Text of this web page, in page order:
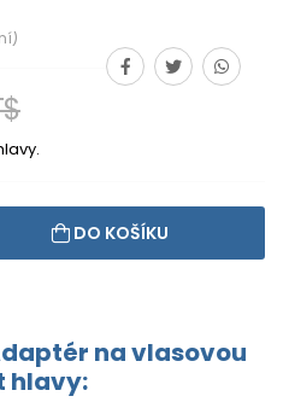
DO KOŠÍKU
na vlasovou
hlavy: